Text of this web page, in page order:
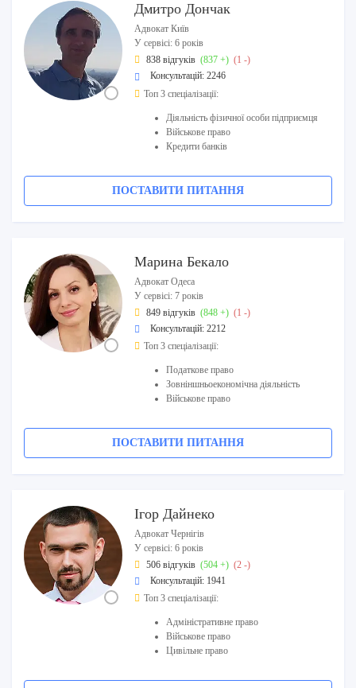
Дмитро Дончак
Адвокат Київ
У сервісі: 6 років
838 відгуків (837 +) (1 -)
Консультацій: 2246
Топ 3 спеціалізації:
Діяльність фізичної особи підприємця
Військове право
Кредити банків
ПОСТАВИТИ ПИТАННЯ
Марина Бекало
Адвокат Одеса
У сервісі: 7 років
849 відгуків (848 +) (1 -)
Консультацій: 2212
Топ 3 спеціалізації:
Податкове право
Зовніншньоекономічна діяльність
Військове право
ПОСТАВИТИ ПИТАННЯ
Ігор Дайнеко
Адвокат Чернігів
У сервісі: 6 років
506 відгуків (504 +) (2 -)
Консультацій: 1941
Топ 3 спеціалізації:
Адміністративне право
Військове право
Цивільне право